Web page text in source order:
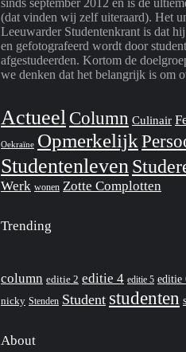
sinds september 2012 en is de
(dat vinden wij zelf uiteraard). Het
Leeuwarder Studentenkrant is dat
en gefotografeerd wordt door
afgestudeerden. Kortom de
we denken dat het belangrijk is om
Actueel Column Culinair
Oekraïne Opmerkelijk
Studentenleven
Werk wonen Zotte Complotten
Trending
column editie 2 editie 4 editie 5 editie
nicky Stenden Student studenten
About